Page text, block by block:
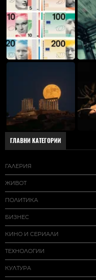
ГЛАВНИ КАТЕГОРИИ
ГАЛЕРИЯ
ЖИВОТ
ПОЛИТИКА
БИЗНЕС
КИНО И СЕРИАЛИ
ТЕХНОЛОГИИ
КУЛТУРА